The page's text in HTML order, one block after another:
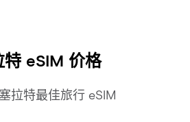
特eSIM 价格
拉特最佳旅行 eSIM